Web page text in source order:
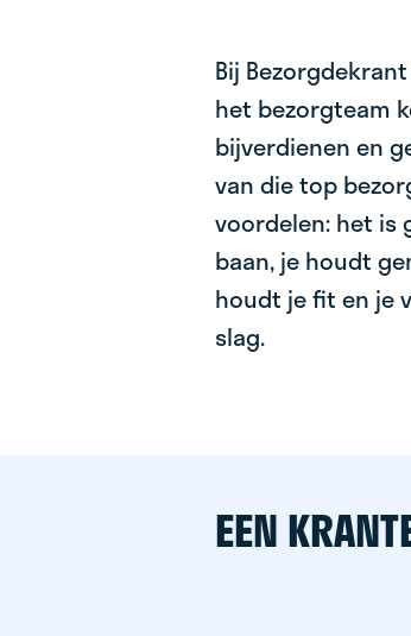
Bij
het bezorgteam
bijverdienen en
van die top
voordelen: het is
baan, je houdt
houdt je fit en je
slag.
EEN